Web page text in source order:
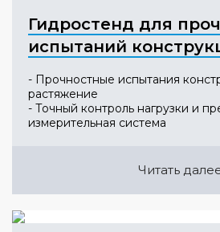
Гидростенд для
испытаний
- Прочностные испытания
растяжение
- Точный контроль нагрузки и
измерительная система
Читать